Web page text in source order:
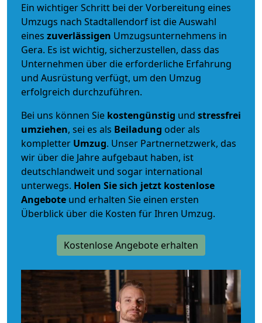
Ein wichtiger Schritt bei der Vorbereitung eines
Umzugs nach Stadtallendorf ist die Auswahl
eines zuverlässigen Umzugsunternehmens in
Gera. Es ist wichtig, sicherzustellen, dass das
Unternehmen über die erforderliche Erfahrung
und Ausrüstung verfügt, um den Umzug
erfolgreich durchzuführen.
Bei uns können Sie kostengünstig und stressfrei
umziehen, sei es als Beiladung oder als
kompletter Umzug. Unser Partnernetzwerk, das
wir über die Jahre aufgebaut haben, ist
deutschlandweit und sogar international
unterwegs. Holen Sie sich jetzt kostenlose
Angebote und erhalten Sie einen ersten
Überblick über die Kosten für Ihren Umzug.
Kostenlose Angebote erhalten